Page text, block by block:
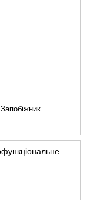
Запобіжник